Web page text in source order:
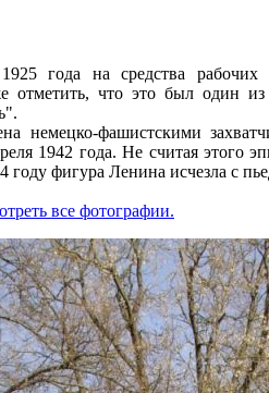
года на средства рабочих
отметить, что это был один из
немецко-фашистскими
1942 года. Не считая этого
фигура Ленина исчезла с
все фотографии.